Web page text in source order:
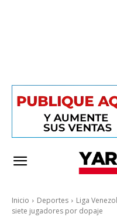
Inicio Deportes
Liga
siete jugadores por dopaje